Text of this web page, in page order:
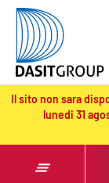
text.skipToContent
text.skipToNavigation
Il sito non sara
lunedi 31